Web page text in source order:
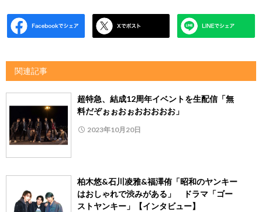
関連記事
超特急、結成12周年イベントを生配信「無
料だぞぉぉおぉおおおおお」
2023年10月20日
柏木悠&石川凌雅&福澤侑「昭和のヤンキー
はおしゃれで渋みがある」 ドラマ「ゴー
ストヤンキー」【インタビュー】